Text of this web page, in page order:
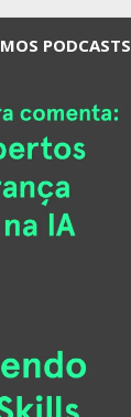
PODCASTS